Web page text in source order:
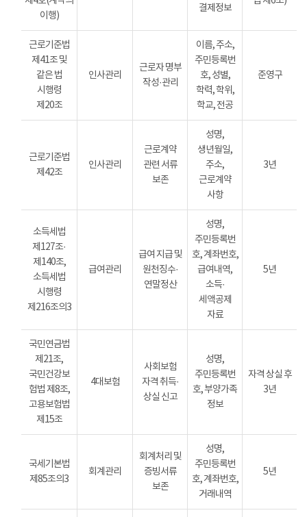
이행)
결제정보
근로기준법
제41조 및
같은 법
시행령
제20조
인사관리
근로자 명부
작성·관리
이름, 주소,
주민등록번
호, 성별,
학력, 학위,
학교, 전공
준영구
근로기준법
제42조
인사관리
근로계약
관련 서류
보존
성명,
생년월일,
주소,
근로계약
사항
3년
소득세법
제127조·
제140조,
소득세법
시행령
제216조의3
급여관리
급여 지급 및
원천징수·
연말정산
성명,
주민등록번
호, 계좌번호,
급여내역,
소득·
세액공제
자료
5년
국민연금법
제21조,
국민건강보
험법 제8조,
고용보험법
제15조
4대보험
사회보험
자격 취득·
상실 신고
성명,
주민등록번
호, 부양가족
정보
자격 상실 후
3년
국세기본법
제85조의3
회계관리
회계처리 및
증빙서류
보존
성명,
주민등록번
호, 계좌번호,
거래내역
5년